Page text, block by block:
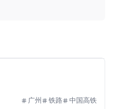
广州 铁路 中国高铁